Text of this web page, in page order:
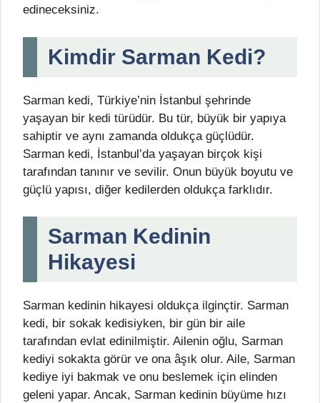
edineceksiniz.
Kimdir Sarman Kedi?
Sarman kedi, Türkiye’nin İstanbul şehrinde
yaşayan bir kedi türüdür. Bu tür, büyük bir yapıya
sahiptir ve aynı zamanda oldukça güçlüdür.
Sarman kedi, İstanbul’da yaşayan birçok kişi
tarafından tanınır ve sevilir. Onun büyük boyutu ve
güçlü yapısı, diğer kedilerden oldukça farklıdır.
Sarman Kedinin
Hikayesi
Sarman kedinin hikayesi oldukça ilginçtir. Sarman
kedi, bir sokak kedisiyken, bir gün bir aile
tarafından evlat edinilmiştir. Ailenin oğlu, Sarman
kediyi sokakta görür ve ona âşık olur. Aile, Sarman
kediye iyi bakmak ve onu beslemek için elinden
geleni yapar. Ancak, Sarman kedinin büyüme hızı